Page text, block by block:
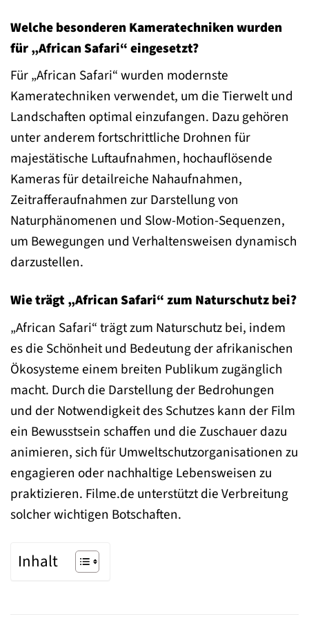
Welche besonderen Kameratechniken wurden
für „African Safari“ eingesetzt?
Für „African Safari“ wurden modernste
Kameratechniken verwendet, um die Tierwelt und
Landschaften optimal einzufangen. Dazu gehören
unter anderem fortschrittliche Drohnen für
majestätische Luftaufnahmen, hochauflösende
Kameras für detailreiche Nahaufnahmen,
Zeitrafferaufnahmen zur Darstellung von
Naturphänomenen und Slow-Motion-Sequenzen,
um Bewegungen und Verhaltensweisen dynamisch
darzustellen.
Wie trägt „African Safari“ zum Naturschutz bei?
„African Safari“ trägt zum Naturschutz bei, indem
es die Schönheit und Bedeutung der afrikanischen
Ökosysteme einem breiten Publikum zugänglich
macht. Durch die Darstellung der Bedrohungen
und der Notwendigkeit des Schutzes kann der Film
ein Bewusstsein schaffen und die Zuschauer dazu
animieren, sich für Umweltschutzorganisationen zu
engagieren oder nachhaltige Lebensweisen zu
praktizieren. Filme.de unterstützt die Verbreitung
solcher wichtigen Botschaften.
Inhalt